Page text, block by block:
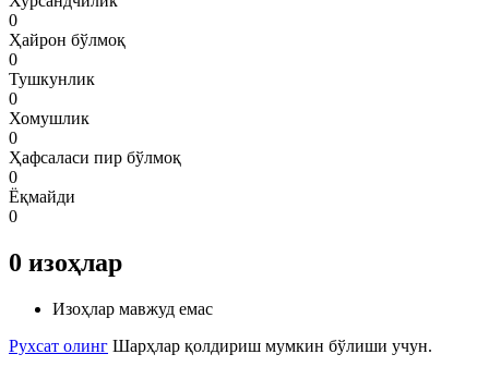
0
Ҳайрон бўлмоқ
0
Тушкунлик
0
Хомушлик
0
Ҳафсаласи пир бўлмоқ
0
Ёқмайди
0
0 изоҳлар
Изоҳлар мавжуд емас
Рухсат олинг Шарҳлар қолдириш мумкин бўлиши учун.